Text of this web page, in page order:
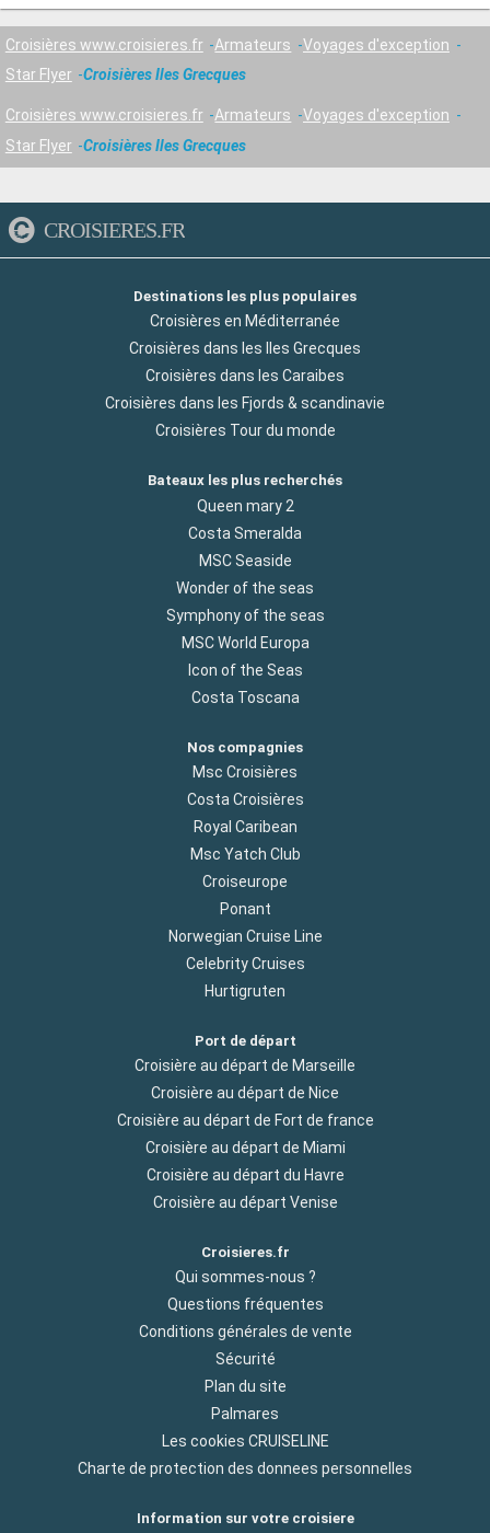
Croisières www.croisieres.fr Armateurs
Voyages d'exception
Star Flyer
Croisières Iles Grecques
Croisières www.croisieres.fr Armateurs
Voyages d'exception
Star Flyer
Croisières Iles Grecques
CROISIERES.FR
Destinations les plus populaires
Croisières en Méditerranée
Croisières dans les Iles Grecques
Croisières dans les Caraibes
Croisières dans les Fjords & scandinavie
Croisières Tour du monde
Bateaux les plus recherchés
Queen mary 2
Costa Smeralda
MSC Seaside
Wonder of the seas
Symphony of the seas
MSC World Europa
Icon of the Seas
Costa Toscana
Nos compagnies
Msc Croisières
Costa Croisières
Royal Caribean
Msc Yatch Club
Croiseurope
Ponant
Norwegian Cruise Line
Celebrity Cruises
Hurtigruten
Port de départ
Croisière au départ de Marseille
Croisière au départ de Nice
Croisière au départ de Fort de france
Croisière au départ de Miami
Croisière au départ du Havre
Croisière au départ Venise
Croisieres.fr
Qui sommes-nous ?
Questions fréquentes
Conditions générales de vente
Sécurité
Plan du site
Palmares
Les cookies CRUISELINE
Charte de protection des donnees personnelles
Information sur votre croisiere